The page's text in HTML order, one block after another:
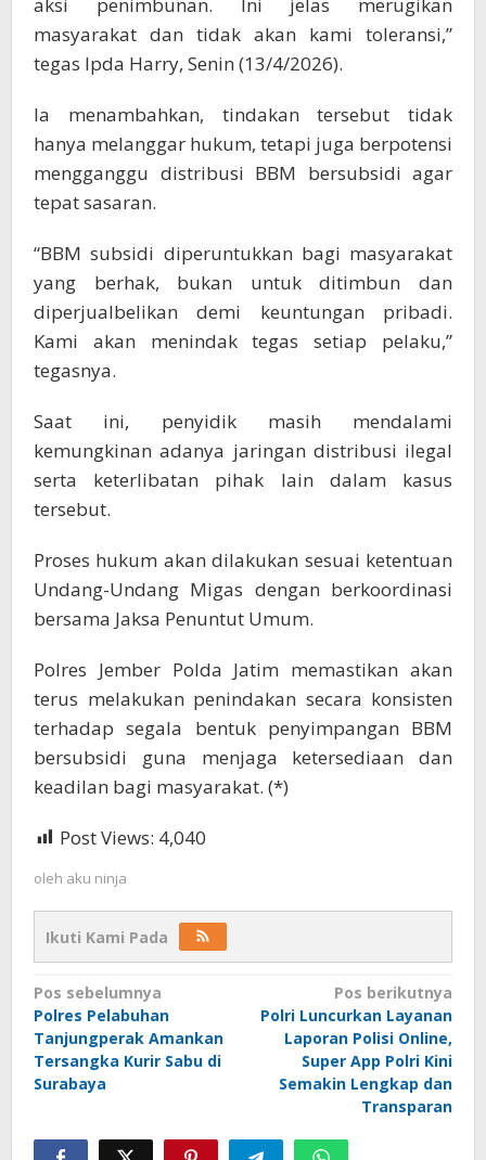
masyarakat dan tidak akan kami toleransi,”
tegas Ipda Harry, Senin (13/4/2026).
Ia menambahkan, tindakan tersebut tidak
hanya melanggar hukum, tetapi juga berpotensi
mengganggu distribusi BBM bersubsidi agar
tepat sasaran.
“BBM subsidi diperuntukkan bagi masyarakat
yang berhak, bukan untuk ditimbun dan
diperjualbelikan demi keuntungan pribadi.
Kami akan menindak tegas setiap pelaku,”
tegasnya.
Saat ini, penyidik masih mendalami
kemungkinan adanya jaringan distribusi ilegal
serta keterlibatan pihak lain dalam kasus
tersebut.
Proses hukum akan dilakukan sesuai ketentuan
Undang-Undang Migas dengan berkoordinasi
bersama Jaksa Penuntut Umum.
Polres Jember Polda Jatim memastikan akan
terus melakukan penindakan secara konsisten
terhadap segala bentuk penyimpangan BBM
bersubsidi guna menjaga ketersediaan dan
keadilan bagi masyarakat. (*)
Post Views: 4,040
oleh aku ninja
Ikuti Kami Pada
Navigasi
pos
Pos sebelumnya
Polres Pelabuhan
Tanjungperak Amankan
Tersangka Kurir Sabu di
Surabaya
Pos berikutnya
Polri Luncurkan Layanan
Laporan Polisi Online,
Super App Polri Kini
Semakin Lengkap dan
Transparan